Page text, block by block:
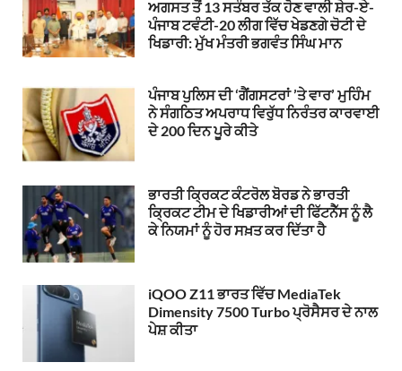
ਅਗਸਤ ਤੋਂ 13 ਸਤੰਬਰ ਤੱਕ ਹੋਣ ਵਾਲੀ ਸ਼ੇਰ-ਏ-
ਪੰਜਾਬ ਟਵੰਟੀ-20 ਲੀਗ ਵਿੱਚ ਖੇਡਣਗੇ ਚੋਟੀ ਦੇ
ਖਿਡਾਰੀ: ਮੁੱਖ ਮੰਤਰੀ ਭਗਵੰਤ ਸਿੰਘ ਮਾਨ
ਪੰਜਾਬ ਪੁਲਿਸ ਦੀ ‘ਗੈਂਗਸਟਰਾਂ ’ਤੇ ਵਾਰ’ ਮੁਹਿੰਮ
ਨੇ ਸੰਗਠਿਤ ਅਪਰਾਧ ਵਿਰੁੱਧ ਨਿਰੰਤਰ ਕਾਰਵਾਈ
ਦੇ 200 ਦਿਨ ਪੂਰੇ ਕੀਤੇ
ਭਾਰਤੀ ਕ੍ਰਿਕਟ ਕੰਟਰੋਲ ਬੋਰਡ ਨੇ ਭਾਰਤੀ
ਕ੍ਰਿਕਟ ਟੀਮ ਦੇ ਖਿਡਾਰੀਆਂ ਦੀ ਫਿੱਟਨੈੱਸ ਨੂੰ ਲੈ
ਕੇ ਨਿਯਮਾਂ ਨੂੰ ਹੋਰ ਸਖ਼ਤ ਕਰ ਦਿੱਤਾ ਹੈ
iQOO Z11 ਭਾਰਤ ਵਿੱਚ MediaTek
Dimensity 7500 Turbo ਪ੍ਰੋਸੈਸਰ ਦੇ ਨਾਲ
ਪੇਸ਼ ਕੀਤਾ